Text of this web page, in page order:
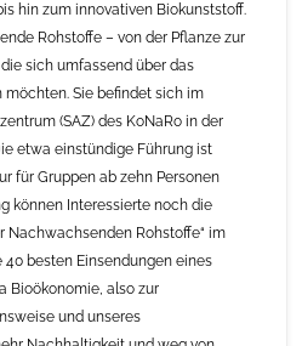
hin zum innovativen Biokunststoff.
Rohstoffe – von der Pflanze zur
sich umfassend über das
Sie befindet sich im
(SAZ) des KoNaRo in der
etwa einstündige Führung ist
für Gruppen ab zehn Personen
können Interessierte noch die
Nachwachsenden Rohstoffe“ im
40 besten Einsendungen eines
Bioökonomie, also zur
und unseres